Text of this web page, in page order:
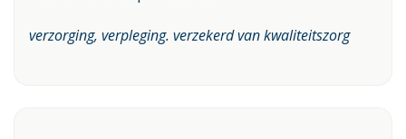
verzorging, verpleging. verzekerd van kwaliteitszorg